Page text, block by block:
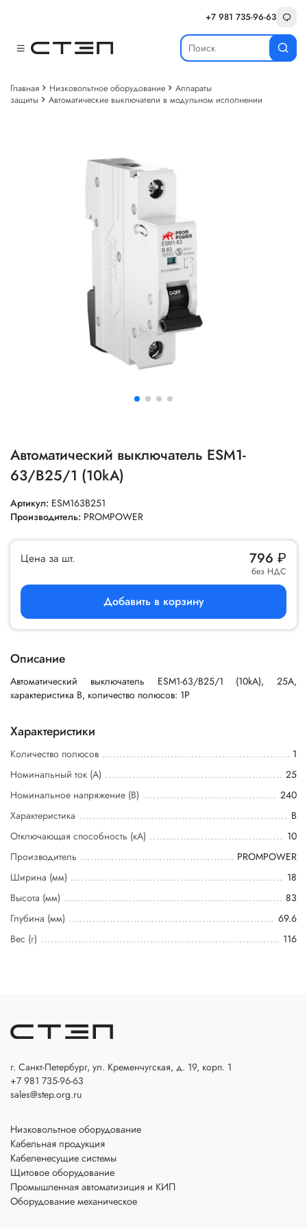
+7 981 735-96-63
Главная Низковольтное оборудование
Аппараты
защиты
Автоматические выключатели в модульном исполнении
Автоматический выключатель ESM1-
63/B25/1 (10kA)
Артикул: ESM163B251
Производитель: PROMPOWER
Цена за шт. 796 ₽
без НДС
Добавить в корзину
Описание
Автоматический выключатель ESM1-63/B25/1 (10kA), 25A,
характеристика B, количество полюсов: 1P
Характеристики
Количество полюсов
1
Номинальный ток (А)
25
Номинальное напряжение (В)
240
Характеристика
B
Отключающая способность (кА)
10
Производитель
PROMPOWER
Ширина (мм)
18
Высота (мм)
83
Глубина (мм)
69.6
Вес (г)
116
г. Санкт-Петербург, ул. Кременчугская, д. 19, корп. 1
+7 981 735-96-63
sales@step.org.ru
Низковольтное оборудование
Кабельная продукция
Кабеленесущие системы
Щитовое оборудование
Промышленная автоматизиция и КИП
Оборудование механическое